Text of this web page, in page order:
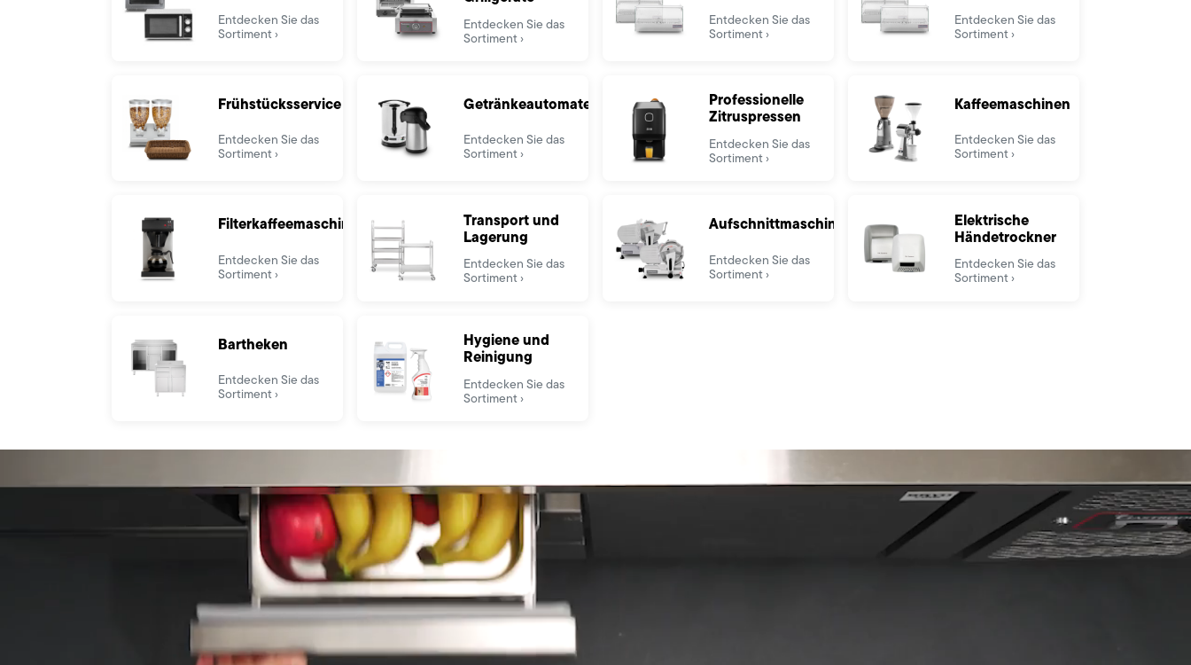
Entdecken Sie das
Sortiment
Entdecken Sie das
Sortiment
Entdecken Sie das
Sortiment
Entdecken Sie das
Sortiment
Frühstücksservice
Entdecken Sie das
Sortiment
Getränkeautomaten
Entdecken Sie das
Sortiment
Professionelle
Zitruspressen
Entdecken Sie das
Sortiment
Kaffeemaschinen
Entdecken Sie das
Sortiment
Filterkaffeemaschine
Entdecken Sie das
Sortiment
Transport und
Lagerung
Entdecken Sie das
Sortiment
Aufschnittmaschinen
Entdecken Sie das
Sortiment
Elektrische
Händetrockner
Entdecken Sie das
Sortiment
Bartheken
Entdecken Sie das
Sortiment
Hygiene und
Reinigung
Entdecken Sie das
Sortiment